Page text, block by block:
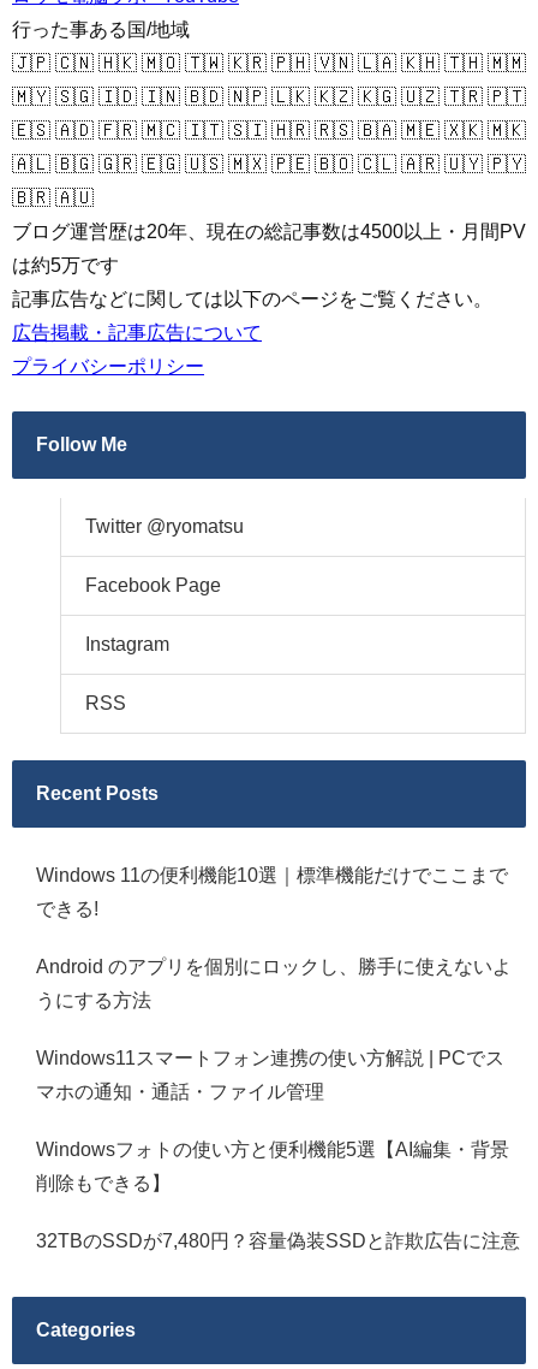
行った事ある国/地域
🇯🇵 🇨🇳 🇭🇰 🇲🇴 🇹🇼 🇰🇷 🇵🇭 🇻🇳 🇱🇦 🇰🇭 🇹🇭 🇲🇲
🇲🇾 🇸🇬 🇮🇩 🇮🇳 🇧🇩 🇳🇵 🇱🇰 🇰🇿 🇰🇬 🇺🇿 🇹🇷 🇵🇹
🇪🇸 🇦🇩 🇫🇷 🇲🇨 🇮🇹 🇸🇮 🇭🇷 🇷🇸 🇧🇦 🇲🇪 🇽🇰 🇲🇰
🇦🇱 🇧🇬 🇬🇷 🇪🇬 🇺🇸 🇲🇽 🇵🇪 🇧🇴 🇨🇱 🇦🇷 🇺🇾 🇵🇾
🇧🇷 🇦🇺
ブログ運営歴は20年、現在の総記事数は4500以上・月間PV
は約5万です
記事広告などに関しては以下のページをご覧ください。
広告掲載・記事広告について
プライバシーポリシー
Follow Me
Twitter @ryomatsu
Facebook Page
Instagram
RSS
Recent Posts
Windows 11の便利機能10選｜標準機能だけでここまで
できる!
Android のアプリを個別にロックし、勝手に使えないよ
うにする方法
Windows11スマートフォン連携の使い方解説 | PCでス
マホの通知・通話・ファイル管理
Windowsフォトの使い方と便利機能5選【AI編集・背景
削除もできる】
32TBのSSDが7,480円？容量偽装SSDと詐欺広告に注意
Categories